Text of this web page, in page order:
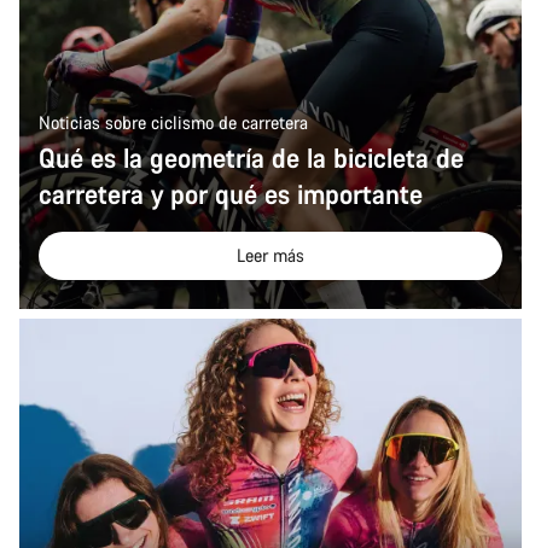
Noticias sobre ciclismo de carretera
Qué es la geometría de la bicicleta de
carretera y por qué es importante
Leer más